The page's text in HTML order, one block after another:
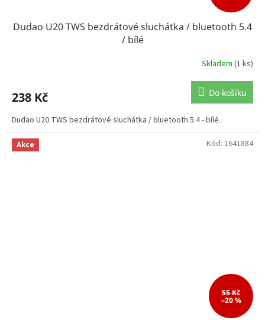
Dudao U20 TWS bezdrátové sluchátka / bluetooth 5.4
/ bílé
Skladem (1 ks)
238 Kč Do košíku
Dudao U20 TWS bezdrátové sluchátka / bluetooth 5.4 - bílé.
Akce
55 Kč
–20 %
Kód: 1641884